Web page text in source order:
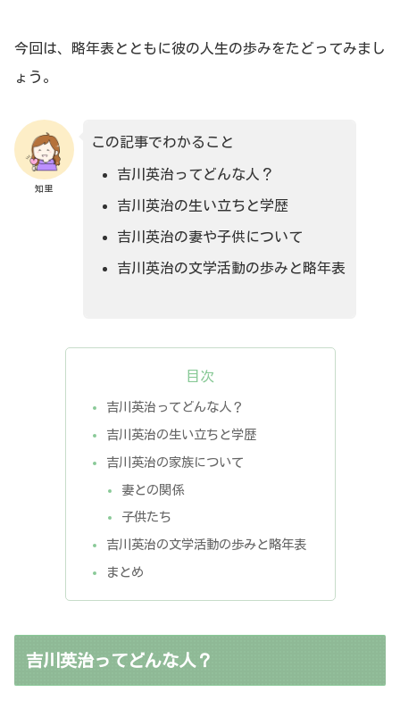
今回は、略年表とともに彼の人生の歩みをたどってみまし
ょう。
知里
この記事でわかること
吉川英治ってどんな人？
吉川英治の生い立ちと学歴
吉川英治の妻や子供について
吉川英治の文学活動の歩みと略年表
目次
吉川英治ってどんな人？
吉川英治の生い立ちと学歴
吉川英治の家族について
妻との関係
子供たち
吉川英治の文学活動の歩みと略年表
まとめ
吉川英治ってどんな人？